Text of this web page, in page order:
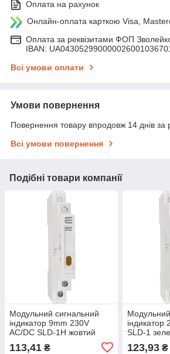
Оплата на рахунок
Онлайн-оплата карткою Visa,
Оплата за реквізитами ФОП
IBAN:
Всі умови оплати
Умови повернення
Повернення товару впродовж 14 днів за
Всі умови повернення
Подібні товари компанії
Модульний сигнальний
індикатор 9mm 230V
AC/DC SLD-1H жовтий
113,41 ₴
індикатор
SLD-1
123,93₴